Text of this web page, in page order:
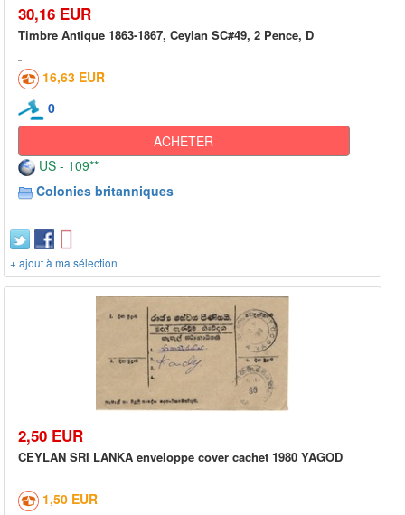
30,16 EUR
Timbre Antique 1863-1867, Ceylan SC#49, 2 Pence, D
16,63 EUR
0
ACHETER
US - 109**
Colonies britanniques
+ ajout à ma sélection
2,50 EUR
CEYLAN SRI LANKA enveloppe cover cachet 1980 YAGOD
1,50 EUR